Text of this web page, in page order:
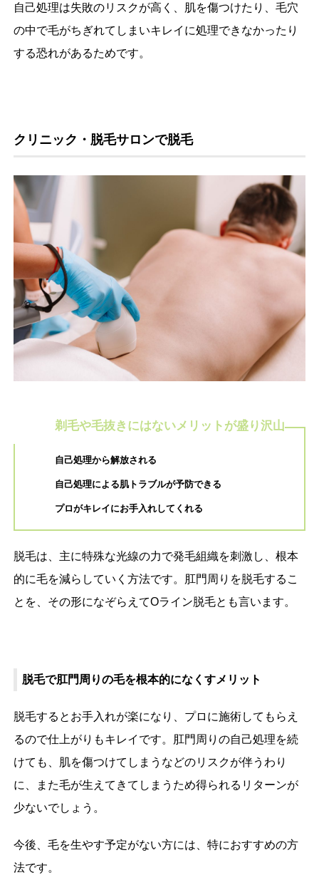
自己処理は失敗のリスクが高く、肌を傷つけたり、毛穴
の中で毛がちぎれてしまいキレイに処理できなかったり
する恐れがあるためです。
クリニック・脱毛サロンで脱毛
剃毛や毛抜きにはないメリットが盛り沢山
自己処理から解放される
自己処理による肌トラブルが予防できる
プロがキレイにお手入れしてくれる
脱毛は、主に特殊な光線の力で発毛組織を刺激し、根本
的に毛を減らしていく方法です。肛門周りを脱毛するこ
とを、その形になぞらえてOライン脱毛とも言います。
脱毛で肛門周りの毛を根本的になくすメリット
脱毛するとお手入れが楽になり、プロに施術してもらえ
るので仕上がりもキレイです。肛門周りの自己処理を続
けても、肌を傷つけてしまうなどのリスクが伴うわり
に、また毛が生えてきてしまうため得られるリターンが
少ないでしょう。
今後、毛を生やす予定がない方には、特におすすめの方
法です。